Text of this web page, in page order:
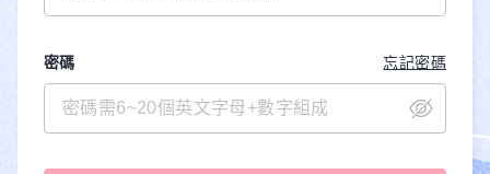
密碼 忘記密碼